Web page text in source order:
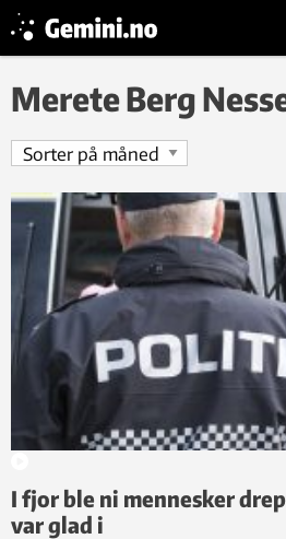
Merete Berg
I fjor ble ni mennesker
var glad i